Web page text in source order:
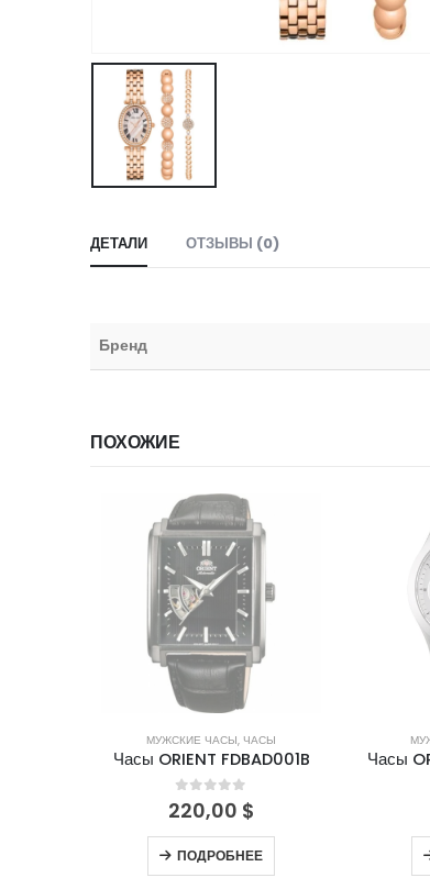
ДЕТАЛИ ОТЗЫВЫ (0)
Бренд
ПОХОЖИЕ
НЕТ В НАЛИЧИИ
МУЖСКИЕ ЧАСЫ, ЧАСЫ
Часы ORIENT FAG03001W0
0out of 5
400,00 $
ПОДРОБНЕЕ
Часы